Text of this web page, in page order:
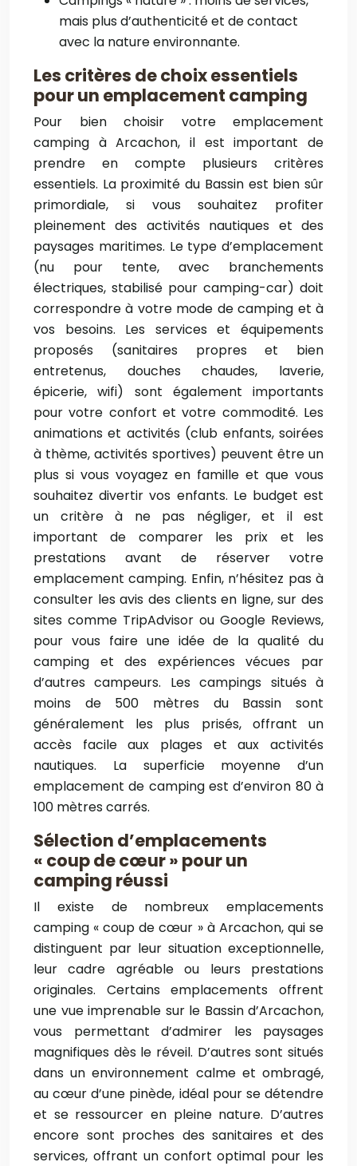
mais plus d’authenticité et de contact
avec la nature environnante.
Les critères de choix essentiels
pour un emplacement camping
Pour bien choisir votre emplacement
camping à Arcachon, il est important de
prendre en compte plusieurs critères
essentiels. La proximité du Bassin est bien sûr
primordiale, si vous souhaitez profiter
pleinement des activités nautiques et des
paysages maritimes. Le type d’emplacement
(nu pour tente, avec branchements
électriques, stabilisé pour camping-car) doit
correspondre à votre mode de camping et à
vos besoins. Les services et équipements
proposés (sanitaires propres et bien
entretenus, douches chaudes, laverie,
épicerie, wifi) sont également importants
pour votre confort et votre commodité. Les
animations et activités (club enfants, soirées
à thème, activités sportives) peuvent être un
plus si vous voyagez en famille et que vous
souhaitez divertir vos enfants. Le budget est
un critère à ne pas négliger, et il est
important de comparer les prix et les
prestations avant de réserver votre
emplacement camping. Enfin, n’hésitez pas à
consulter les avis des clients en ligne, sur des
sites comme TripAdvisor ou Google Reviews,
pour vous faire une idée de la qualité du
camping et des expériences vécues par
d’autres campeurs. Les campings situés à
moins de 500 mètres du Bassin sont
généralement les plus prisés, offrant un
accès facile aux plages et aux activités
nautiques. La superficie moyenne d’un
emplacement de camping est d’environ 80 à
100 mètres carrés.
Sélection d’emplacements
« coup de cœur » pour un
camping réussi
Il existe de nombreux emplacements
camping « coup de cœur » à Arcachon, qui se
distinguent par leur situation exceptionnelle,
leur cadre agréable ou leurs prestations
originales. Certains emplacements offrent
une vue imprenable sur le Bassin d’Arcachon,
vous permettant d’admirer les paysages
magnifiques dès le réveil. D’autres sont situés
dans un environnement calme et ombragé,
au cœur d’une pinède, idéal pour se détendre
et se ressourcer en pleine nature. D’autres
encore sont proches des sanitaires et des
services, offrant un confort optimal pour les